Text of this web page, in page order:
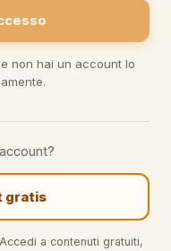
non hai un account lo
gratis
a contenuti gratuiti,